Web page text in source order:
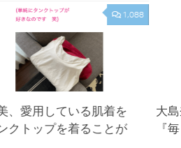
1,088
、愛用している肌着を
クトップを着ることが
大
『